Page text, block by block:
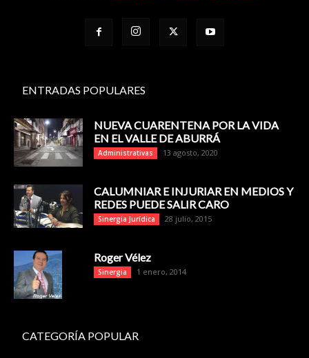
ENTRADAS POPULARES
NUEVA CUARENTENA POR LA VIDA
EN EL VALLE DE ABURRÁ
Administrativas 13 agosto, 2020
CALUMNIAR E INJURIAR EN MEDIOS Y
REDES PUEDE SALIR CARO
Sinergia Jurídica 28 julio, 2015
Roger Vélez
Sinergia 1 enero, 2014
CATEGORÍA POPULAR